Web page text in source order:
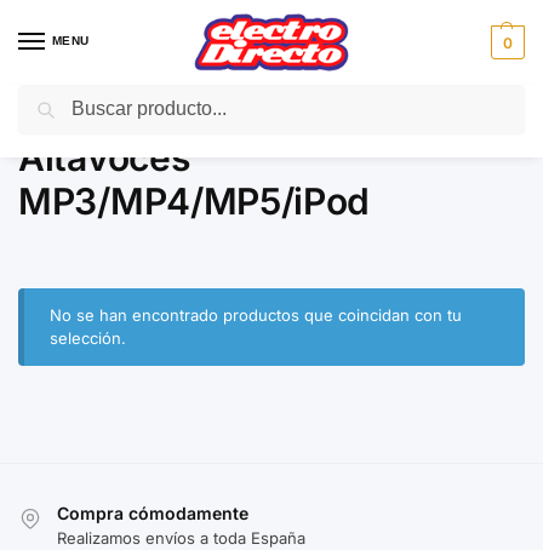
MENU 0
Inicio Gama marron / Sonido Hi-Fi
Altavoces
MP3/MP4/MP5/iPod
No se han encontrado productos que coincidan con tu
selección.
Compra cómodamente
Realizamos envíos a toda España